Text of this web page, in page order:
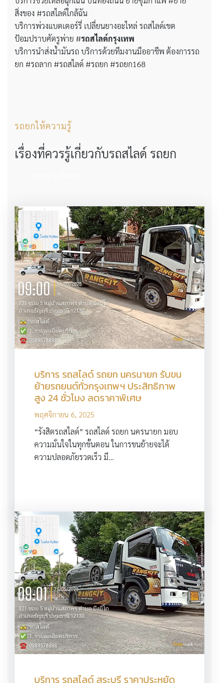
สิ่งของ #รถสไลด์ใกล้ฉัน
บริการพ่วงแบตเตอร์รี่ เปลี่ยนยางอะไหล่ รถสไลด์เขต
ป้อมปราบศัตรูพ่าย #รถสไลด์กรุงเทพ
บริการนำส่งน้ำมันรถ บริการด้วยทีมงานมืออาชีพ ต้องการรถ
ยก #รถลาก #รถสไลด์ #รถยก #รถยก168
รถยกให้ความรู้
เรื่องที่ควรรู้เกี่ยวกับรถสไลด์ รถยก
บริการ รถสไลด์ รถยก นครนายก รับขน
ย้ายรถยนต์ทั่วกรุงเทพฯ ประสิทธิภาพ
สูง 24 ชั่วโมง ลดราคาพิเศษ
พฤศจิกายน 6, 2025
“รังสิตรถสไลด์” รถสไลด์ รถยก นครนายก มอบ
ความมั่นใจในทุกขั้นตอน ในการขนย้ายจะได้
ความปลอดภัยรวดเร็ว มี…
บริการ รถสไลด์ สระบุรี ราคาประหยัด